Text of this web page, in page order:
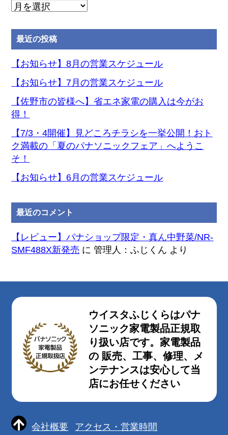
月
ア
ー
カ
ブ
最近の投稿
【お知らせ】8月の営業スケジュール
【お知らせ】7月の営業スケジュール
【佐野市の皆様へ】省エネ家電の購入は今がお
得！
【7/3・4開催】見どころチラシを一挙公開！おト
ク満載の「夏のパナソニックフェア」へようこ
そ！
【お知らせ】6月の営業スケジュール
最近のコメント
【レビュー】パナショップ限定・真ん中野菜/NR-
SMF488X新発売 に管理人：ふじくん より
ウイスタふじくらはパナ
ソニック家電製品正規取
り扱い店です。家電製品
の 販売、工事、修理、メ
ンテナンスは安心して当
店にお任せください
会社概要 アクセス・営業時間